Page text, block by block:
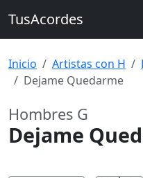
TusAcordes
Inicio Artistas con H
Dejame Quedarme
Hombres G
Dejame